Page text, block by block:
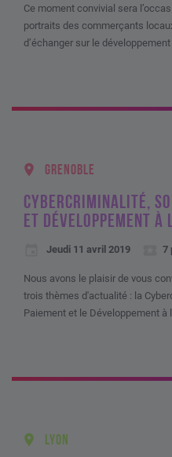
Ce moment convivial sera
portraits des commerçants
d’échanger sur le
GRENOBLE
CYBERCRIMINALITÉ,
ET DÉVELOPPEMENT À
Jeudi 11 avril 2019 7
Nous avons le plaisir de vous
trois thèmes d'actualité : la
Paiement et le Développement à
LYON